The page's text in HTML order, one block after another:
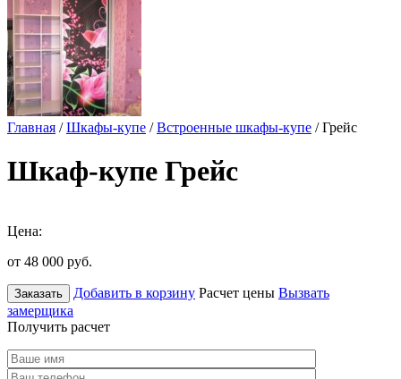
Главная /Шкафы-купе /Встроенные шкафы-купе / Грейс
Шкаф-купе Грейс
Цена:
от 48 000 руб.
Заказать Добавить в корзину Расчет цены Вызвать
замерщика
Получить расчет